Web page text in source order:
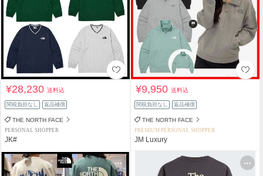
¥28,230送料込
関税負担なし 返品補償
THE NORTH FACE
PERSONAL SHOPPER
JK#
¥9,950送料込
関税負担なし 返品補償
THE NORTH FACE
PREMIUM PERSONAL SHOPPER
JM Luxury